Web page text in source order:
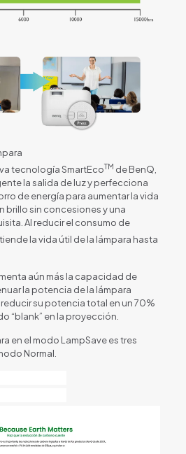
tecnología SmartEcoTM de BenQ,
la salida de luz y perfecciona
de energía para aumentar la vida
brillo sin concesiones y una
Al reducir el consumo de
la vida útil de la lámpara hasta
aún más la capacidad de
la potencia de la lámpara
su potencia total en un 70%
“blank” en la proyección.
en el modo LampSave es tres
Normal.